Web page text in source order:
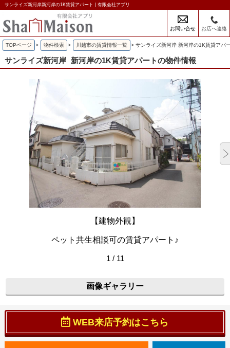
サンライズ新河岸新河岸の1K賃貸アパート | 有限会社アプリ
お問い合せ お店へ連絡
TOPページ > 物件検索 > 川越市の賃貸情報一覧 > サンライズ新河岸 新河岸の1K賃貸アパ
サンライズ新河岸 新河岸の1K賃貸アパートの物件情報
【建物外観】
ペット共生相談可の賃貸アパート♪
1 / 11
画像ギャラリー
WEB来店予約はこちら